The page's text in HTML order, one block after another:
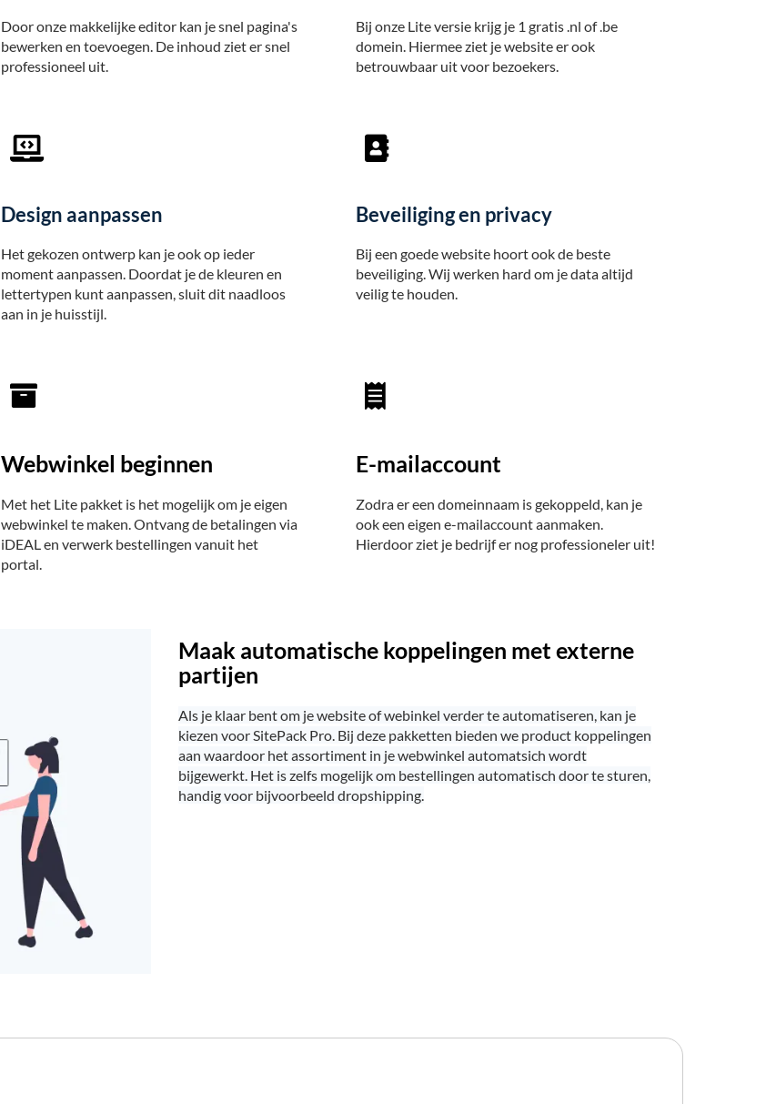
Door onze makkelijke editor kan je snel pagina's
bewerken en toevoegen. De inhoud ziet er snel
professioneel uit.
Bij onze Lite versie krijg je 1 gratis .nl of .be
domein. Hiermee ziet je website er ook
betrouwbaar uit voor bezoekers.
Design aanpassen
Het gekozen ontwerp kan je ook op ieder
moment aanpassen. Doordat je de kleuren en
lettertypen kunt aanpassen, sluit dit naadloos
aan in je huisstijl.
Beveiliging en privacy
Bij een goede website hoort ook de beste
beveiliging. Wij werken hard om je data altijd
veilig te houden.
Webwinkel beginnen
Met het Lite pakket is het mogelijk om je eigen
webwinkel te maken. Ontvang de betalingen via
iDEAL en verwerk bestellingen vanuit het
portal.
E-mailaccount
Zodra er een domeinnaam is gekoppeld, kan je
ook een eigen e-mailaccount aanmaken.
Hierdoor ziet je bedrijf er nog professioneler uit!
Maak automatische koppelingen met externe
partijen
Als je klaar bent om je website of webinkel verder te automatiseren, kan je
kiezen voor SitePack Pro. Bij deze pakketten bieden we product koppelingen
aan waardoor het assortiment in je webwinkel automatsich wordt
bijgewerkt. Het is zelfs mogelijk om bestellingen automatisch door te sturen,
handig voor bijvoorbeeld dropshipping.